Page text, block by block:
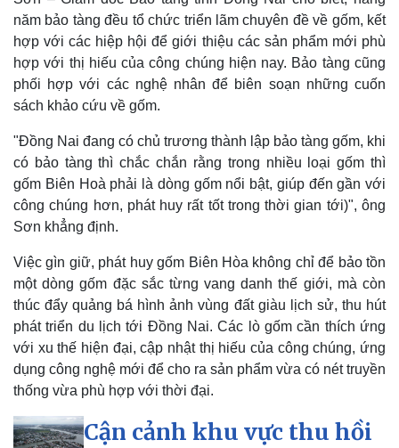
năm bảo tàng đều tổ chức triển lãm chuyên đề về gốm, kết
hợp với các hiệp hội để giới thiệu các sản phẩm mới phù
hợp với thị hiếu của công chúng hiện nay. Bảo tàng cũng
phối hợp với các nghệ nhân để biên soạn những cuốn
sách khảo cứu về gốm.
"Đồng Nai đang có chủ trương thành lập bảo tàng gốm, khi
có bảo tàng thì chắc chắn rằng trong nhiều loại gốm thì
gốm Biên Hoà phải là dòng gốm nổi bật, giúp đến gần với
công chúng hơn, phát huy rất tốt trong thời gian tới)", ông
Sơn khẳng định.
Việc gìn giữ, phát huy gốm Biên Hòa không chỉ để bảo tồn
một dòng gốm đặc sắc từng vang danh thế giới, mà còn
thúc đẩy quảng bá hình ảnh vùng đất giàu lịch sử, thu hút
phát triển du lịch tới Đồng Nai. Các lò gốm cần thích ứng
với xu thế hiện đại, cập nhật thị hiếu của công chúng, ứng
dụng công nghệ mới để cho ra sản phẩm vừa có nét truyền
thống vừa phù hợp với thời đại.
Cận cảnh khu vực thu hồi